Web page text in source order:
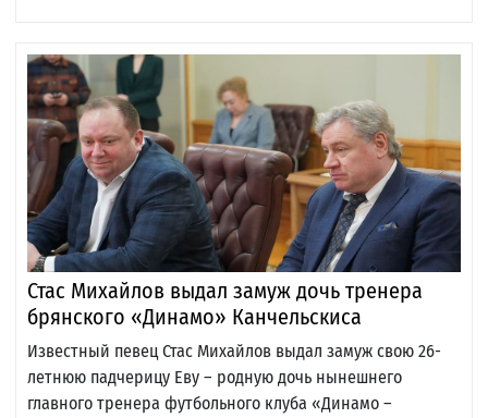
Стас Михайлов выдал замуж дочь тренера
брянского «Динамо» Канчельскиса
Известный певец Стас Михайлов выдал замуж свою 26-
летнюю падчерицу Еву – родную дочь нынешнего
главного тренера футбольного клуба «Динамо –